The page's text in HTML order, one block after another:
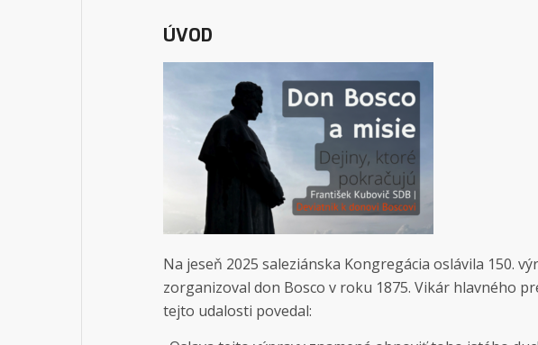
ÚVOD
Na jeseň 2025 saleziánska Kongregácia oslávila 150.
zorganizoval don Bosco v roku 1875. Vikár hlavného
tejto udalosti povedal: